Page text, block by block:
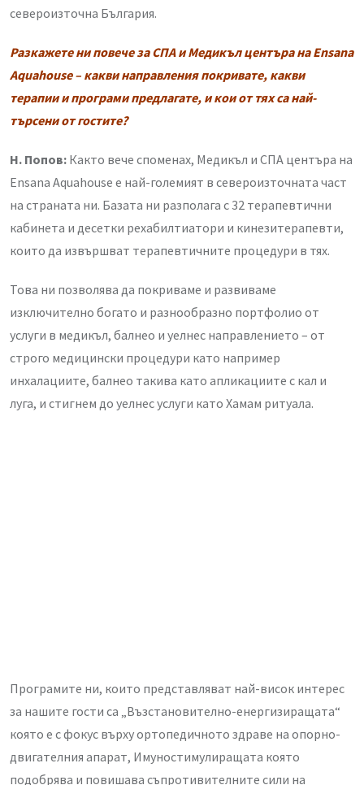
североизточна България.
Разкажете ни повече за СПА и Медикъл центъра на Ensana
Aquahouse – какви направления покривате, какви
терапии и програми предлагате, и кои от тях са най-
търсени от гостите?
Н. Попов: Както вече споменах, Медикъл и СПА центъра на
Ensana Aquahouse е най-големият в североизточната част
на страната ни. Базата ни разполага с 32 терапевтични
кабинета и десетки рехабилтиатори и кинезитерапевти,
които да извършват терапевтичните процедури в тях.
Това ни позволява да покриваме и развиваме
изключително богато и разнообразно портфолио от
услуги в медикъл, балнео и уелнес направлението – от
строго медицински процедури като например
инхалациите, балнео такива като апликациите с кал и
луга, и стигнем до уелнес услуги като Хамам ритуала.
Програмите ни, които представляват най-висок интерес
за нашите гости са „Възстановително-енергизиращата“
която е с фокус върху ортопедичното здраве на опорно-
двигателния апарат, Имуностимулиращата която
подобрява и повишава съпротивителните сили на